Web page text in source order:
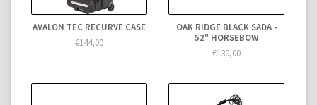
AVALON TEC RECURVE CASE
€144,00
OAK RIDGE BLACK SADA -
52" HORSEBOW
€130,00